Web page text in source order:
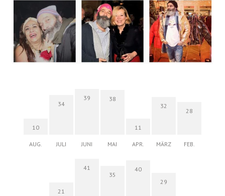
10
AUG.
34
JULI
39
JUNI
38
MAI
11
APR.
32
MÄRZ
28
FEB.
21
41
35
40
29